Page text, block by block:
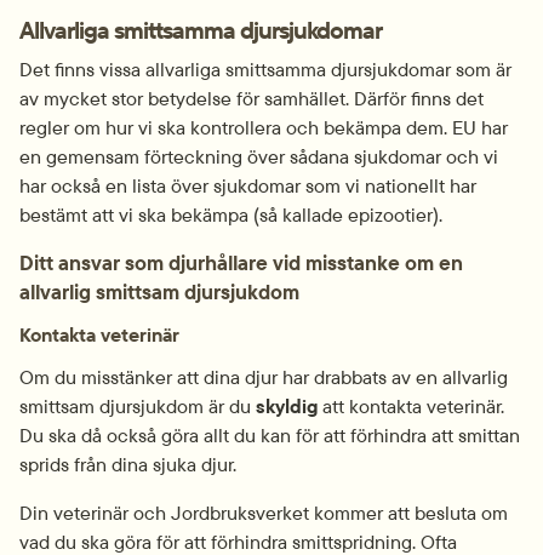
Allvarliga smittsamma djursjukdomar
Det finns vissa allvarliga smittsamma djursjukdomar som är
av mycket stor betydelse för samhället. Därför finns det
regler om hur vi ska kontrollera och bekämpa dem. EU har
en gemensam förteckning över sådana sjukdomar och vi
har också en lista över sjukdomar som vi nationellt har
bestämt att vi ska bekämpa (så kallade epizootier).
Ditt ansvar som djurhållare vid misstanke om en
allvarlig smittsam djursjukdom
Kontakta veterinär
Om du misstänker att dina djur har drabbats av en allvarlig
smittsam djursjukdom är du skyldig att kontakta veterinär.
Du ska då också göra allt du kan för att förhindra att smittan
sprids från dina sjuka djur.
Din veterinär och Jordbruksverket kommer att besluta om
vad du ska göra för att förhindra smittspridning. Ofta